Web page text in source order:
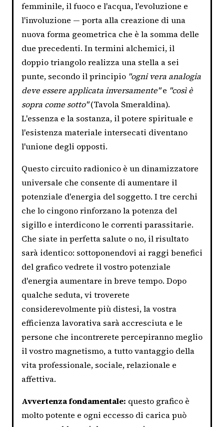
femminile, il fuoco e l'acqua, l'evoluzione e
l'involuzione — porta alla creazione di una
nuova forma geometrica che è la somma delle
due precedenti. In termini alchemici, il
doppio triangolo realizza una stella a sei
punte, secondo il principio "ogni vera analogia
deve essere applicata inversamente"e "così è
sopra come sotto"(Tavola Smeraldina).
L'essenza e la sostanza, il potere spirituale e
l'esistenza materiale intersecati diventano
l'unione degli opposti.
Questo circuito radionico è un dinamizzatore
universale che consente di aumentare il
potenziale d'energia del soggetto. I tre cerchi
che lo cingono rinforzano la potenza del
sigillo e interdicono le correnti parassitarie.
Che siate in perfetta salute o no, il risultato
sarà identico: sottoponendovi ai raggi benefici
del grafico vedrete il vostro potenziale
d'energia aumentare in breve tempo. Dopo
qualche seduta, vi troverete
considerevolmente più distesi, la vostra
efficienza lavorativa sarà accresciuta e le
persone che incontrerete percepiranno meglio
il vostro magnetismo, a tutto vantaggio della
vita professionale, sociale, relazionale e
affettiva.
Avvertenza fondamentale: questo grafico è
molto potente e ogni eccesso di carica può